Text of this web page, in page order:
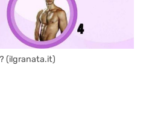
(ilgranata.it)